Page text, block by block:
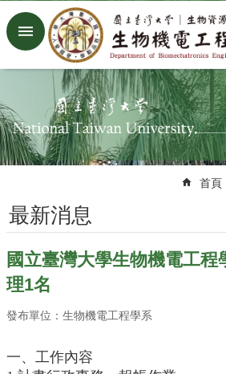
跳到主要內容區塊
進
首
頁
臺
首
頁
機
工
廠
Youtube
English
首頁
最新消息
國立臺灣大學生物機電工程
理1名
發布單位：生物機電工程學系
一、工作內容